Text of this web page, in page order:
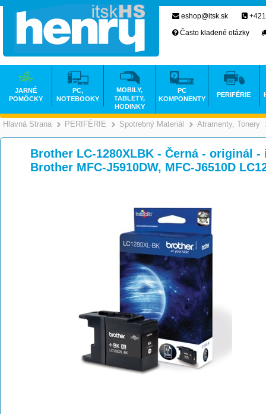
Hlavná Strana >
PERIFÉRIE >
Spotrebný Materiál >
Atramenty, Tonery
Brother LC-1280XLBK - Černá - originál
Brother MFC-J5910DW, MFC-J6510D
eshop@itsk.sk
Často kladené otázky
JARNÉ
POMÔCKY
PC,
NOTEBOOKY
MOBILY,
TABLETY,
HODINKY
PC
KOMPONENTY
PERIFÉRIE